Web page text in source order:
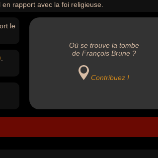
rapport avec la foi religieuse.
le
Où se trouve la tombe
de François Brune ?
Contribuez !